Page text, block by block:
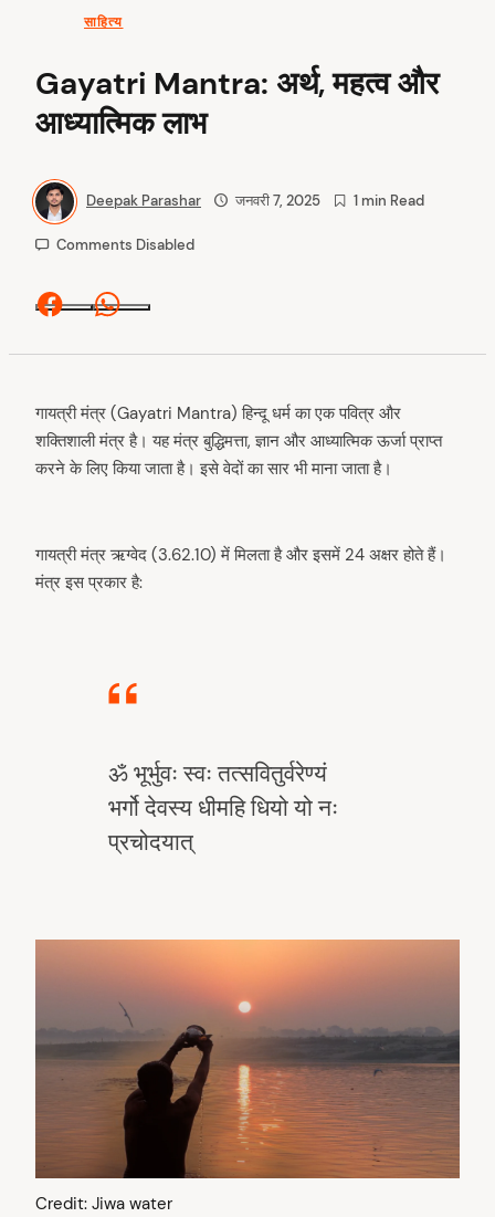
साहित्य
Gayatri Mantra: अर्थ, महत्व और
आध्यात्मिक लाभ
Deepak Parashar जनवरी 7, 2025 1 min Read
Comments Disabled
Facebook
गायत्री मंत्र (Gayatri Mantra) हिन्दू धर्म का एक पवित्र और
शक्तिशाली मंत्र है। यह मंत्र बुद्धिमत्ता, ज्ञान और आध्यात्मिक ऊर्जा प्राप्त
करने के लिए किया जाता है। इसे वेदों का सार भी माना जाता है।
गायत्री मंत्र ऋग्वेद (3.62.10) में मिलता है और इसमें 24 अक्षर होते हैं।
मंत्र इस प्रकार है:
ॐ भूर्भुवः स्वः तत्सवितुर्वरेण्यं
भर्गो देवस्य धीमहि धियो यो नः
प्रचोदयात्
Credit: Jiwa water